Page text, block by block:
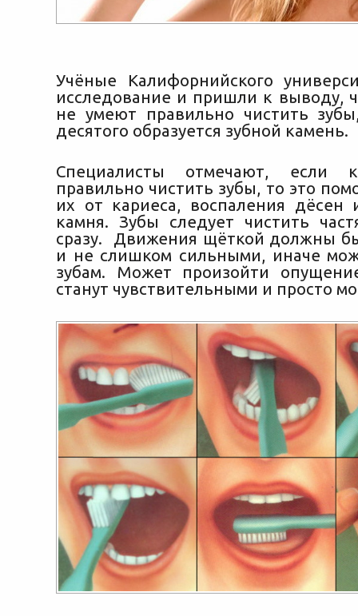
Учёные Калифорнийского
исследование и пришли к выводу,
не умеют правильно чистить
десятого образуется зубной камень.
Специалисты отмечают, если
правильно чистить зубы, то это
их от кариеса, воспаления дёсен
камня. Зубы следует чистить
сразу. Движения щёткой должны
и не слишком сильными, иначе
зубам. Может произойти
станут чувствительными и просто